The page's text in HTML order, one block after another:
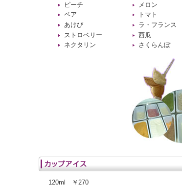
ピーチ
メロン
ペア
トマト
あけび
ラ・フランス
ストロベリー
西瓜
ネクタリン
さくらんぼ
120ml ￥270